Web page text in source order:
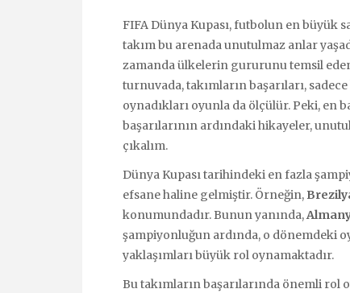
FIFA Dünya Kupası, futbolun en büyük
takım bu arenada unutulmaz anlar
zamanda ülkelerin gururunu temsil
turnuvada, takımların başarıları,
oynadıkları oyunla da ölçülür. Peki, en
başarılarının ardındaki hikayeler,
çıkalım.
Dünya Kupası tarihindeki en fazla
efsane haline gelmiştir. Örneğin,
konumundadır. Bunun yanında,
şampiyonluğun ardında, o dönemdeki
yaklaşımları büyük rol oynamaktadır.
Bu takımların başarılarında önemli